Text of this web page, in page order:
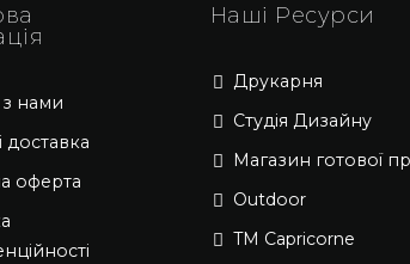
нами
доставка
оферта
Наші Ресурси
Друкарня
Студія Дизайну
Магазин готової
Outdoor
TM Capricorne